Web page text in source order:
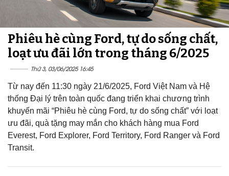
Phiêu hè cùng Ford, tự do sống chất,
loạt ưu đãi lớn trong tháng 6/2025
Thứ 3, 03/06/2025 16:45
Từ nay đến 11:30 ngày 21/6/2025, Ford Việt Nam và Hệ
thống Đại lý trên toàn quốc đang triển khai chương trình
khuyến mãi “Phiêu hè cùng Ford, tự do sống chất” với loạt
ưu đãi, quà tặng may mắn cho khách hàng mua Ford
Everest, Ford Explorer, Ford Territory, Ford Ranger và Ford
Transit.